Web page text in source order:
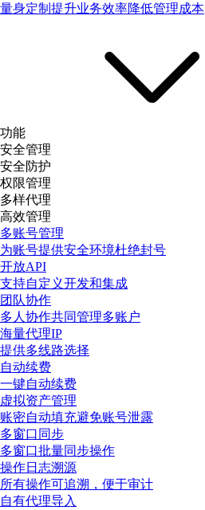
量身定制提升业务效率降低管理成本
功能
安全管理
安全防护
权限管理
多样代理
高效管理
多账号管理
为账号提供安全环境杜绝封号
开放API
支持自定义开发和集成
团队协作
多人协作共同管理多账户
海量代理IP
提供多线路选择
自动续费
一键自动续费
虚拟资产管理
账密自动填充避免账号泄露
多窗口同步
多窗口批量同步操作
操作日志溯源
所有操作可追溯，便于审计
自有代理导入